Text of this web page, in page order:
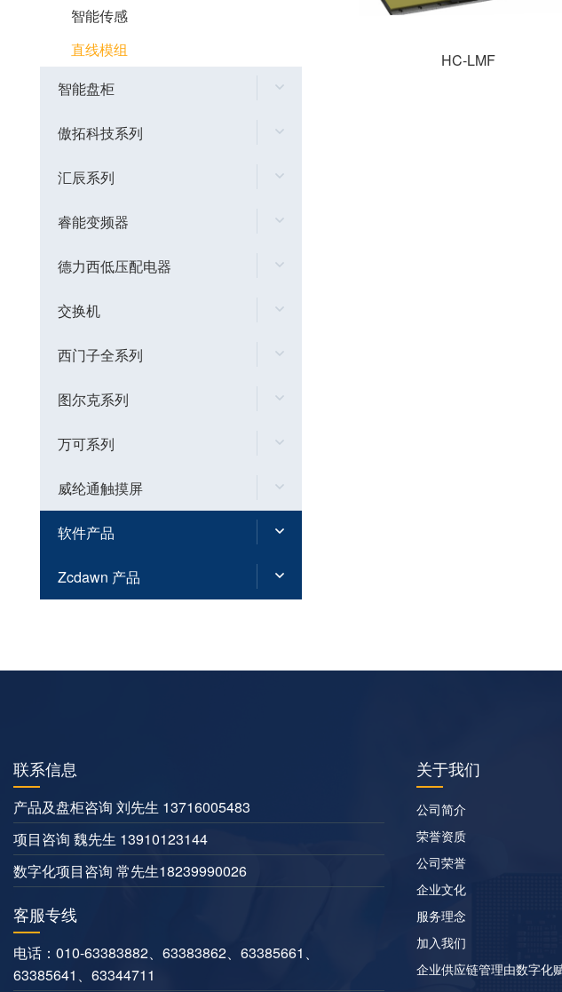
HC-LMF
智能传感
直线模组
智能盘柜
傲拓科技系列
汇辰系列
睿能变频器
德力西低压配电器
交换机
西门子全系列
图尔克系列
万可系列
威纶通触摸屏
软件产品
Zcdawn 产品
联系信息
产品及盘柜咨询 刘先生 13716005483
项目咨询 魏先生 13910123144
数字化项目咨询 常先生18239990026
客服专线
电话： 010-63383882、 63383862、 63385661 、
63385641 、 63344711
关于我们
公司简介
荣誉资质
公司荣誉
企业文化
服务理念
加入我们
企业供应链管理由数字化